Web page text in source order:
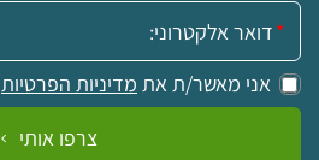
אימייל:
אני מאשר/ת את מדיניות הפרטיות
צרפו אותי